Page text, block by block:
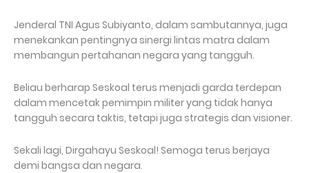
Jenderal TNI Agus Subiyanto, dalam sambutannya, juga
menekankan pentingnya sinergi lintas matra dalam
membangun pertahanan negara yang tangguh.
Beliau berharap Seskoal terus menjadi garda terdepan
dalam mencetak pemimpin militer yang tidak hanya
tangguh secara taktis, tetapi juga strategis dan visioner.
Sekali lagi, Dirgahayu Seskoal! Semoga terus berjaya
demi bangsa dan negara.